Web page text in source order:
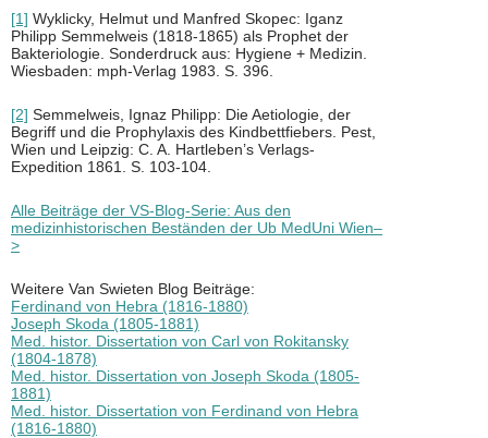
[1] Wyklicky, Helmut und Manfred Skopec: Iganz
Philipp Semmelweis (1818-1865) als Prophet der
Bakteriologie. Sonderdruck aus: Hygiene + Medizin.
Wiesbaden: mph-Verlag 1983. S. 396.
[2] Semmelweis, Ignaz Philipp: Die Aetiologie, der
Begriff und die Prophylaxis des Kindbettfiebers. Pest,
Wien und Leipzig: C. A. Hartleben’s Verlags-
Expedition 1861. S. 103-104.
Alle Beiträge der VS-Blog-Serie: Aus den
medizinhistorischen Beständen der Ub MedUni Wien–
>
Weitere Van Swieten Blog Beiträge:
Ferdinand von Hebra (1816-1880)
Joseph Skoda (1805-1881)
Med. histor. Dissertation von Carl von Rokitansky
(1804-1878)
Med. histor. Dissertation von Joseph Skoda (1805-
1881)
Med. histor. Dissertation von Ferdinand von Hebra
(1816-1880)